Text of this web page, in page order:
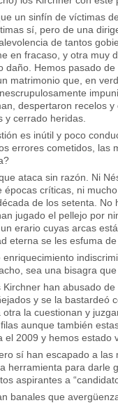
un sinfín de víctimas
sí, pero de una
de tantos
en fracaso, y otra muy
daño. Hemos pasado
matrimonio que, en
despertaron recelos
y cerrado heridas.
es inútil y poco
errores cometidos, las
ataca sin razón. Ni
críticas, ni
de los setenta. No
jugado el pellejo por
erario cuyas arcas
eterna se les esfuma de
sea una bisagra
han abusado
y se la bastardeó
la cuestionan y
aunque también
2009 y hemos estado
sí han escapado a
herramienta para darle
aspirantes a
banales que